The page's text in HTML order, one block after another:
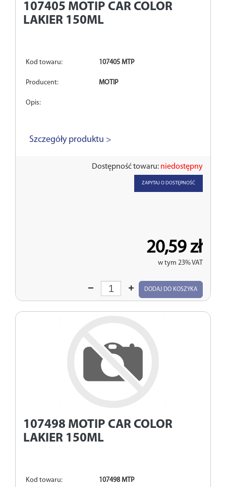
107405 MOTIP CAR COLOR
LAKIER 150ML
Kod towaru: 107405 MTP
Producent: MOTIP
Opis:
Szczegóły produktu >
Dostępność towaru: niedostępny
ZAPYTAJ O DOSTĘPNOŚĆ
20,59 zł
w tym 23% VAT
Wprowadź
DODAJ DO KOSZYKA
107498 MOTIP CAR COLOR
LAKIER 150ML
Kod towaru: 107498 MTP